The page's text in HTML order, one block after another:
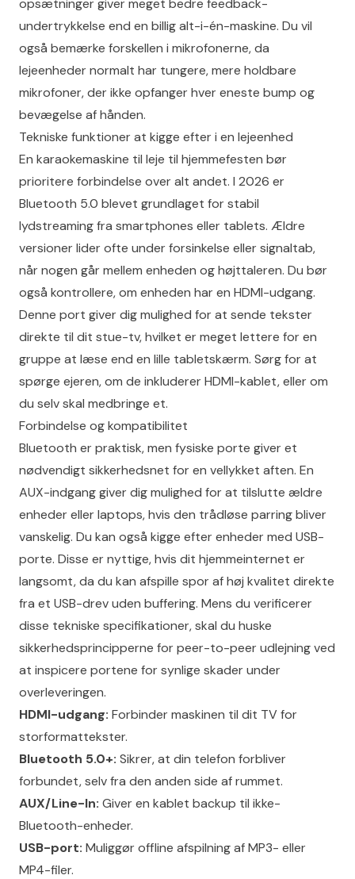
undertrykkelse end en billig alt-i-én-maskine. Du vil
også bemærke forskellen i mikrofonerne, da
lejeenheder normalt har tungere, mere holdbare
mikrofoner, der ikke opfanger hver eneste bump og
bevægelse af hånden.
Tekniske funktioner at kigge efter i en lejeenhed
En karaokemaskine til leje til hjemmefesten bør
prioritere forbindelse over alt andet. I 2026 er
Bluetooth 5.0 blevet grundlaget for stabil
lydstreaming fra smartphones eller tablets. Ældre
versioner lider ofte under forsinkelse eller signaltab,
når nogen går mellem enheden og højttaleren. Du bør
også kontrollere, om enheden har en HDMI-udgang.
Denne port giver dig mulighed for at sende tekster
direkte til dit stue-tv, hvilket er meget lettere for en
gruppe at læse end en lille tabletskærm. Sørg for at
spørge ejeren, om de inkluderer HDMI-kablet, eller om
du selv skal medbringe et.
Forbindelse og kompatibilitet
Bluetooth er praktisk, men fysiske porte giver et
nødvendigt sikkerhedsnet for en vellykket aften. En
AUX-indgang giver dig mulighed for at tilslutte ældre
enheder eller laptops, hvis den trådløse parring bliver
vanskelig. Du kan også kigge efter enheder med USB-
porte. Disse er nyttige, hvis dit hjemmeinternet er
langsomt, da du kan afspille spor af høj kvalitet direkte
fra et USB-drev uden buffering. Mens du verificerer
disse tekniske specifikationer, skal du huske
sikkerhedsprincipperne for peer-to-peer udlejningved
at inspicere portene for synlige skader under
overleveringen.
HDMI-udgang: Forbinder maskinen til dit TV for
storformattekster.
Bluetooth 5.0+: Sikrer, at din telefon forbliver
forbundet, selv fra den anden side af rummet.
AUX/Line-In: Giver en kablet backup til ikke-
Bluetooth-enheder.
USB-port: Muliggør offline afspilning af MP3- eller
MP4-filer.